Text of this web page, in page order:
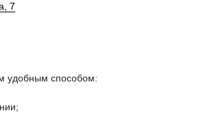
7
удобным способом: